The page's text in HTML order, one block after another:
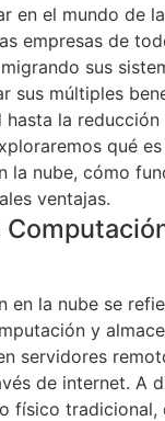
en el mundo de
empresas de
sus
sus múltiples
hasta la
qué es
la nube, cómo
ventajas.
en la nube se
y
servidores
de internet. A
físico tradicional,